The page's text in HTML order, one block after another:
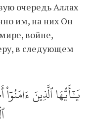
очередь Аллах
им, на них Он
войне,
в следующем
يَٰٓأَيُّهَا ٱلَّذِينَ ءَامَنُوٓاْ